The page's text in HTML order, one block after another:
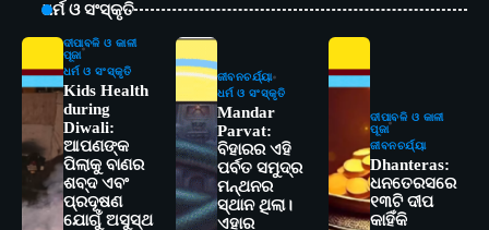
ଧର୍ମ ଓ ସଂସ୍କୃତି
ଦୀପାବଳି ଓ କାଳୀ
ପୂଜା
ଧର୍ମ ଓ ସଂସ୍କୃତି
Kids Health
during
Diwali:
ଆପଣଙ୍କ
ପିଲାକୁ ବାଣର
ଶବ୍ଦ ଏବଂ
ପ୍ରଦୂଷଣ
ଯୋଗୁଁ ଅସୁସ୍ଥ
ଜୀବନଚର୍ଯ୍ୟା
ଧର୍ମ ଓ ସଂସ୍କୃତି
Mandar
Parvat:
ବିହାରର ଏହି
ପର୍ବତ ସମୁଦ୍ର
ମନ୍ଥନର
ସ୍ଥାନ ଥିଲା।
ଏହାର
ଦୀପାବଳି ଓ କାଳୀ
ପୂଜା
ଜୀବନଚର୍ଯ୍ୟା
Dhanteras:
ଧନତେରସରେ
୧୩ଟି ଦୀପ
କାହିଁକି